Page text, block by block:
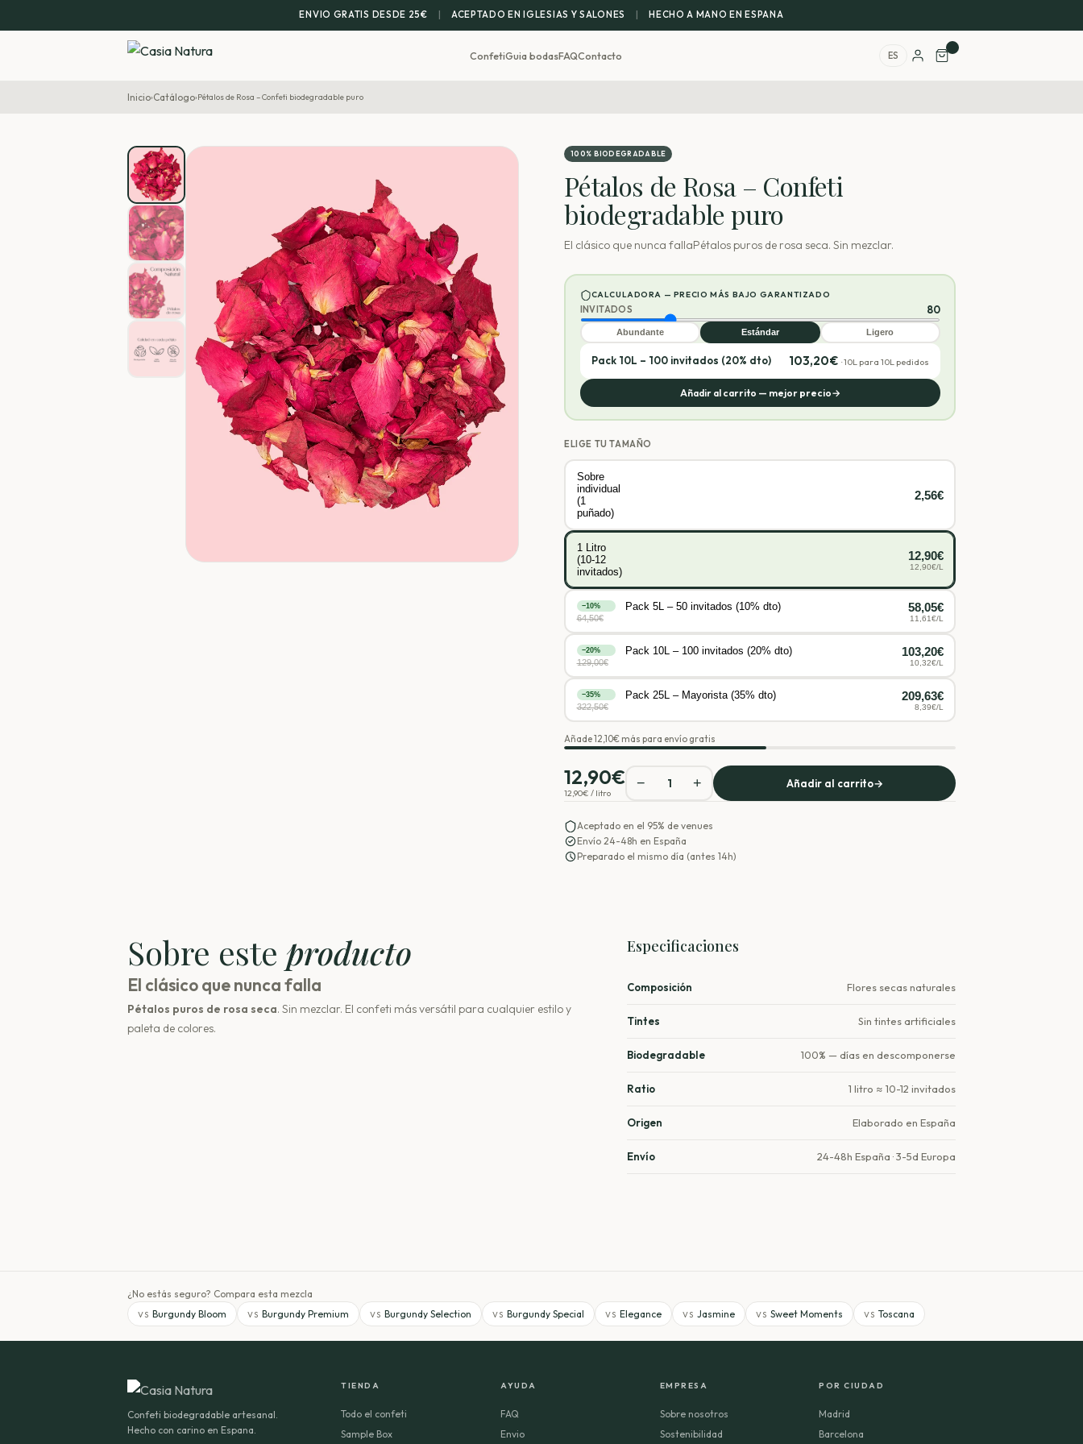
ENVIO GRATIS DESDE 25€ | ACEPTADO EN IGLESIAS Y SALONES | HECHO A MANO EN ESPANA
ConfetiGuia bodasFAQContacto ES
Inicio›Catálogo›Pétalos de Rosa – Confeti biodegradable puro
100% BIODEGRADABLE
Pétalos de Rosa – Confeti
biodegradable puro
El clásico que nunca fallaPétalos puros de rosa seca. Sin mezclar.
CALCULADORA — PRECIO MÁS BAJO GARANTIZADO
INVITADOS 80
Abundante Estándar Ligero
Pack 10L – 100 invitados (20% dto) 103,20€ ·10L para 10L pedidos
Añadir al carrito — mejor precio→
ELIGE TU TAMAÑO
Sobre
individual
(1
puñado)
2,56€
1 Litro
(10-12
invitados)
12,90€
12,90€/L
−10% Pack 5L – 50 invitados (10% dto) 58,05€
11,61€/L
64,50€
−20% Pack 10L – 100 invitados (20% dto) 103,20€
10,32€/L
129,00€
−35% Pack 25L – Mayorista (35% dto) 209,63€
8,39€/L
322,50€
Añade12,10€ más para envío gratis
12,90€
12,90€ / litro
− 1 + Añadir al carrito→
Aceptado en el 95% de venues
Envío 24-48h en España
Preparado el mismo día (antes 14h)
Sobre este producto
El clásico que nunca falla
Pétalos puros de rosa seca. Sin mezclar. El confeti más versátil para cualquier estilo y
paleta de colores.
Especificaciones
Composición Flores secas naturales
Tintes Sin tintes artificiales
Biodegradable 100% — días en descomponerse
Ratio 1 litro ≈ 10-12 invitados
Origen Elaborado en España
Envío 24-48h España · 3-5d Europa
¿No estás seguro? Compara esta mezcla
VS Burgundy Bloom VS Burgundy Premium VS Burgundy Selection VS Burgundy Special VS Elegance VS Jasmine VS Sweet Moments VS Toscana
Confeti biodegradable artesanal.
Hecho con carino en Espana.
TIENDA
Todo el confeti
Sample Box
AYUDA
FAQ
Envio
EMPRESA
Sobre nosotros
Sostenibilidad
POR CIUDAD
Madrid
Barcelona